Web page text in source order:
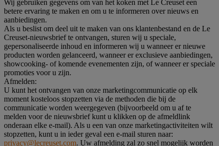
Wij gebruiken gegevens om van het koken met Le Creuset een
betere ervaring te maken en om u te informeren over nieuws en
aanbiedingen.
Als u beslist om deel uit te maken van ons klantenbestand en de Le
Creuset-nieuwsbrief te ontvangen, sturen wij u speciale,
gepersonaliseerde inhoud en informeren wij u wanneer er nieuwe
producten worden gelanceerd, wanneer er exclusieve aanbiedingen,
showcooking- of komende evenementen zijn, of wanneer er speciale
promoties voor u zijn.
Afmelden:
U kunt het ontvangen van onze marketingcommunicatie op elk
moment kosteloos stopzetten via de methoden die bij de
communicatie worden weergegeven (bijvoorbeeld om u af te
melden voor de nieuwsbrief kunt u klikken op de afmeldlink
onderaan elke e-mail). Als u een van onze marketingactiviteiten wilt
stopzetten, kunt u in ieder geval een e-mail sturen naar:
privacy@lecreuset.com. Uw afmelding zal zo snel mogelijk worden